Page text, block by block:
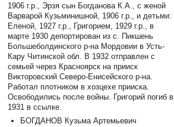
1906 г.р., Эрзя сын Богданова К.А., с женой
Варварой Кузьминишной, 1906 г.р., и детьми:
Еленой, 1927 г.р., Григорием, 1929 г.р., в
марте 1930 депортирован из с. Пикшень
Большеболдинского р-на Мордовии в Усть-
Кару Читинской обл. В 1932 отправлен с
семьей через Красноярск на прииск
Викторовский Северо-Енисейского р-на.
Работал плотником в хозцехе прииска.
Освободились после войны. Григорий погиб в
1931 в ссылке.
БОГДАНОВ Кузьма Артемьевич